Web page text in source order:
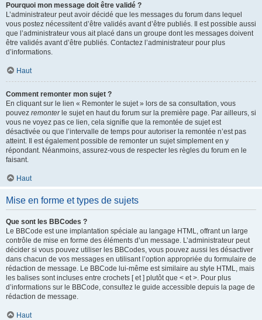
Pourquoi mon message doit être validé ?
L’administrateur peut avoir décidé que les messages du forum dans lequel
vous postez nécessitent d’être validés avant d’être publiés. Il est possible aussi
que l’administrateur vous ait placé dans un groupe dont les messages doivent
être validés avant d’être publiés. Contactez l’administrateur pour plus
d’informations.
Haut
Comment remonter mon sujet ?
En cliquant sur le lien « Remonter le sujet » lors de sa consultation, vous
pouvez remonterle sujet en haut du forum sur la première page. Par ailleurs, si
vous ne voyez pas ce lien, cela signifie que la remontée de sujet est
désactivée ou que l’intervalle de temps pour autoriser la remontée n’est pas
atteint. Il est également possible de remonter un sujet simplement en y
répondant. Néanmoins, assurez-vous de respecter les règles du forum en le
faisant.
Haut
Mise en forme et types de sujets
Que sont les BBCodes ?
Le BBCode est une implantation spéciale au langage HTML, offrant un large
contrôle de mise en forme des éléments d’un message. L’administrateur peut
décider si vous pouvez utiliser les BBCodes, vous pouvez aussi les désactiver
dans chacun de vos messages en utilisant l’option appropriée du formulaire de
rédaction de message. Le BBCode lui-même est similaire au style HTML, mais
les balises sont incluses entre crochets [ et ] plutôt que < et >. Pour plus
d’informations sur le BBCode, consultez le guide accessible depuis la page de
rédaction de message.
Haut